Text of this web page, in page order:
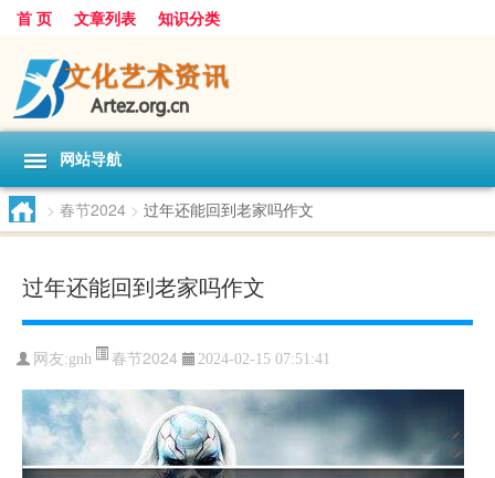
首 页 文章列表 知识分类
网站导航
> 春节2024 > 过年还能回到老家吗作文
过年还能回到老家吗作文
网友:gnh 春节2024 2024-02-15 07:51:41